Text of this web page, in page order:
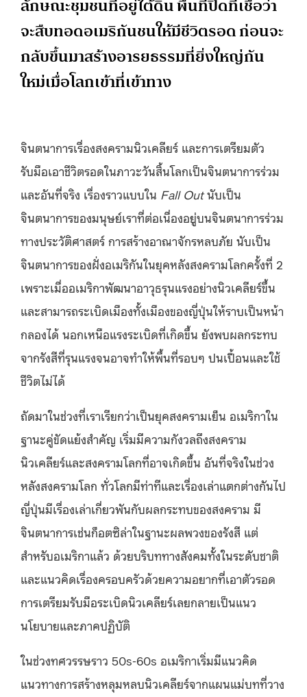
ลักษณะชุมชนที่อยู่ใต้ดิน พื้นที่ปิดที่เชื่อว่า
จะสืบทอดอเมริกันชนให้มีชีวิตรอดก่อนจะ
กลับขึ้นมาสร้างอารยธรรมที่ยิ่งใหญ่กัน
ใหม่เมื่อโลกเข้าที่เข้าทาง
จินตนาการเรื่องสงครามนิวเคลียร์ และการเตรียมตัว
รับมือเอาชีวิตรอดในภาวะวันสิ้นโลกเป็นจินตนาการร่วม
และอันที่จริง เรื่องราวแบบใน Fall Out นับเป็น
จินตนาการของมนุษย์เราที่ต่อเนื่องอยู่บนจินตนาการร่วม
ทางประวัติศาสตร์ การสร้างอาณาจักรหลบภัย นับเป็น
จินตนาการของฝั่งอเมริกันในยุคหลังสงครามโลกครั้งที่ 2
เพราะเมื่ออเมริกาพัฒนาอาวุธรุนแรงอย่างนิวเคลียร์ขึ้น
และสามารถระเบิดเมืองทั้งเมืองของญี่ปุ่นให้ราบเป็นหน้า
กลองได้ นอกเหนือแรงระเบิดที่เกิดขึ้น ยังพบผลกระทบ
จากรังสีที่รุนแรงจนอาจทำให้พื้นที่รอบๆ ปนเปื้อนและใช้
ชีวิตไม่ได้
ถัดมาในช่วงที่เราเรียกว่าเป็นยุคสงครามเย็น อเมริกาใน
ฐานะคู่ขัดแย้งสำคัญ เริ่มมีความกังวลถึงสงคราม
นิวเคลียร์และสงครามโลกที่อาจเกิดขึ้น อันที่จริงในช่วง
หลังสงครามโลก ทั่วโลกมีท่าทีและเรื่องเล่าแตกต่างกันไป
ญี่ปุ่นมีเรื่องเล่าเกี่ยวพันกับผลกระทบของสงคราม มี
จินตนาการเช่นก็อตซิล่าในฐานะผลพวงของรังสี แต่
สำหรับอเมริกาแล้ว ด้วยบริบททางสังคมทั้งในระดับชาติ
และแนวคิดเรื่องครอบครัวด้วยความอยากที่เอาตัวรอด
การเตรียมรับมือระเบิดนิวเคลียร์เลยกลายเป็นแนว
นโยบายและภาคปฏิบัติ
ในช่วงทศวรรษราว 50s-60s อเมริกาเริ่มมีแนวคิด
แนวทางการสร้างหลุมหลบนิวเคลียร์จากแผนแม่บทที่วาง